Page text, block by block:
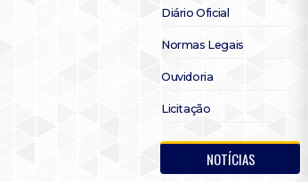
Diário Oficial
Normas Legais
Ouvidoria
Licitação
NOTÍCIAS